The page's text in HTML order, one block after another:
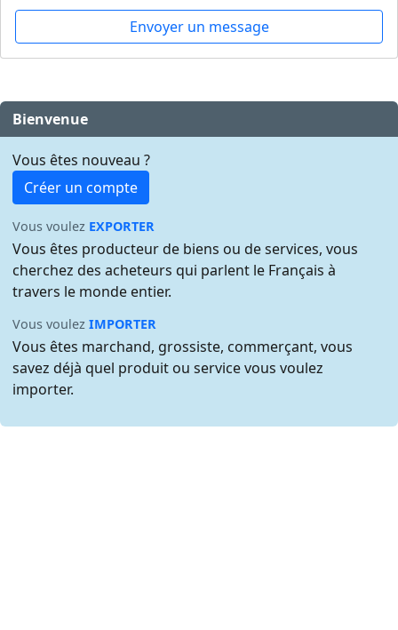
Envoyer un message
Bienvenue
Vous êtes nouveau ?
Créer un compte
Vous voulez EXPORTER
Vous êtes producteur de biens ou de services, vous
cherchez des acheteurs qui parlent le Français à
travers le monde entier.
Vous voulezIMPORTER
Vous êtes marchand, grossiste, commerçant, vous
savez déjà quel produit ou service vous voulez
importer.